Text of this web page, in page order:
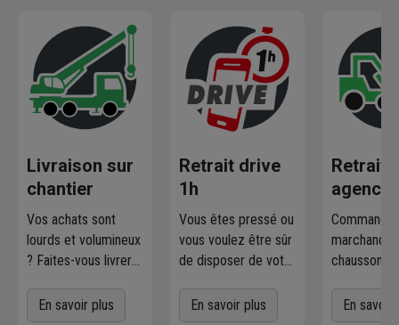
Livraison sur
chantier
Vos achats sont
lourds et volumineux
? Faites-vous livrer
voulez! L'agence
En savoir plus
Retrait drive
1h
Vous êtes pressé ou
vous voulez être sûr
de disposer de votre
Commandez
En savoir plus
Retrait
agence
En savoir